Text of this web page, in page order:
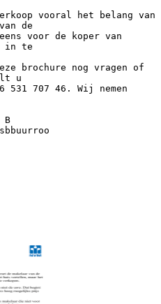
vooral het belang van
de
voor de koper van
in te
brochure nog vragen of
u
531 707 46. Wij nemen
B